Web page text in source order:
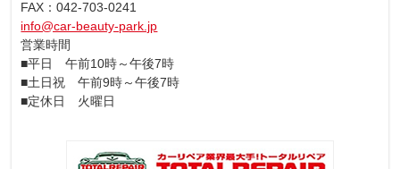
FAX：042-703-0241
info@car-beauty-park.jp
営業時間
■平日 午前10時～午後7時
■土日祝 午前9時～午後7時
■定休日 火曜日